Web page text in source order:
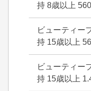
持 8歳以上
ビューティー
持 15歳以上
ビューティー
持 15歳以上